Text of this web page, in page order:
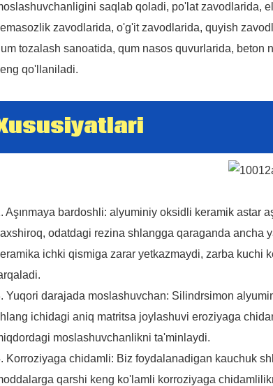
saqlab qoladi, po'lat zavodlarida,
zavodlarida, o'g'it zavodlarida, quyish
tozalash sanoatida, qum nasos quvurlarida,
qo'llaniladi.
Aşınmaya bardoshli: alyuminiy oksidli keramik astar
odatdagi rezina shlangga qaraganda ancha
ichki qismiga zarar yetkazmaydi, zarba kuchi
Yuqori darajada moslashuvchan: Silindrsimon
ichidagi aniq matritsa joylashuvi eroziyaga
moslashuvchanlikni ta'minlaydi.
Korroziyaga chidamli: Biz foydalanadigan kauchuk
qarshi keng ko'lamli korroziyaga
86 13370553047
info@hesperrubber.com